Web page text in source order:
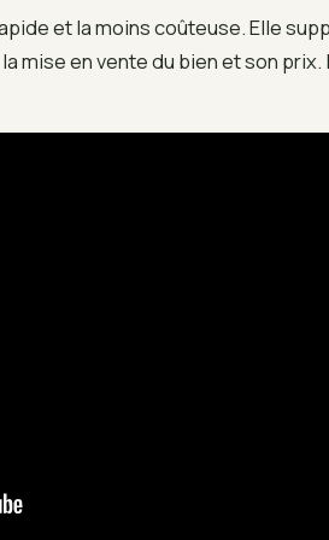
et la moins coûteuse. Elle
mise en vente du bien et son prix.